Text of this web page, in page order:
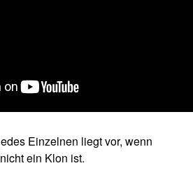
Einzelnen liegt vor, wenn
ein Klon ist.